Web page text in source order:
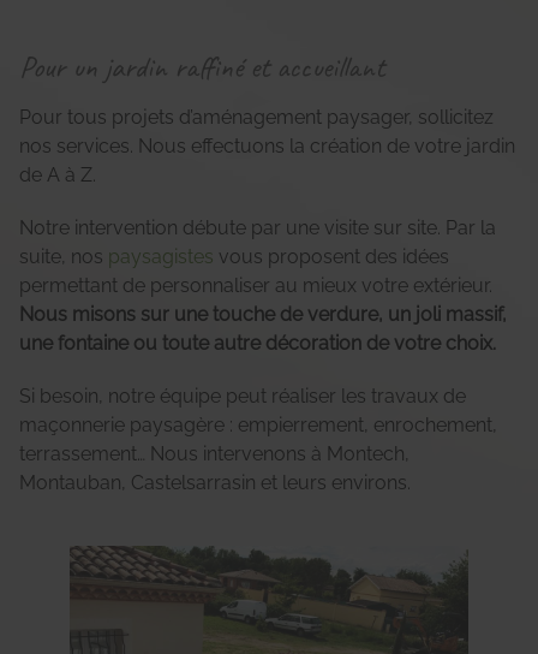
Pour un jardin raffiné et accueillant
Pour tous projets d’aménagement paysager, sollicitez
nos services. Nous effectuons la création de votre jardin
de A à Z.
Notre intervention débute par une visite sur site. Par la
suite, nos paysagistes vous proposent des idées
permettant de personnaliser au mieux votre extérieur.
Nous misons sur une touche de verdure, un joli massif,
une fontaine ou toute autre décoration de votre choix.
Si besoin, notre équipe peut réaliser les travaux de
maçonnerie paysagère : empierrement, enrochement,
terrassement… Nous intervenons à Montech,
Montauban, Castelsarrasin et leurs environs.